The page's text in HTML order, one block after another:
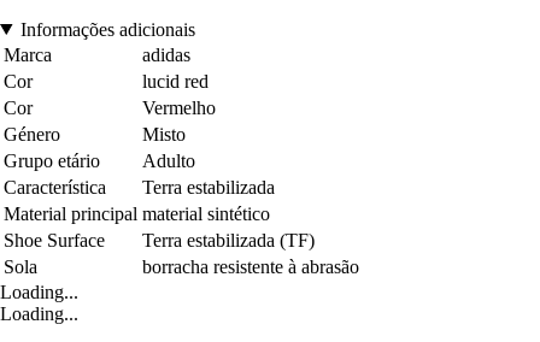
Informações adicionais
Marca
adidas
Cor
lucid red
Cor
Vermelho
Género
Misto
Grupo etário
Adulto
Característica
Terra estabilizada
Material principal material sintético
Shoe Surface
Terra estabilizada (TF)
Sola
borracha resistente à abrasão
Loading...
Loading...